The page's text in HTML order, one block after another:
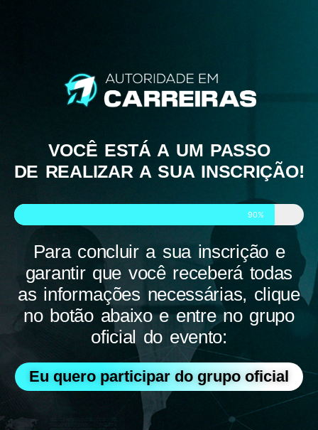
VOCÊ ESTÁ A UM PASSO
DE REALIZAR A SUA INSCRIÇÃO!
90%
Para concluir a sua inscrição e
garantir que você receberá todas
as informações necessárias, clique
no botão abaixo e entre no grupo
oficial do evento:
Eu quero participar do grupo oficial